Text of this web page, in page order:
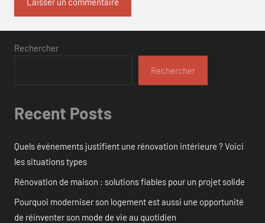
Rechercher
Rechercher
Recent Posts
Quels événements justifient une rénovation intérieure ? Voici
les situations types
Rénovation de maison : solutions fiables pour un projet solide
Pourquoi moderniser son logement est aussi une opportunité
de réinventer son mode de vie au quotidien